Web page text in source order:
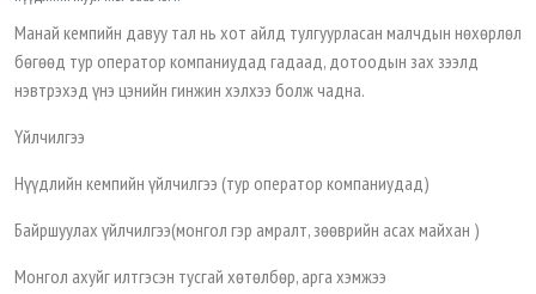
Манай кемпийн давуу тал нь хот айлд тулгуурласан малчдын нөхөрлөл
бөгөөд тур оператор компаниудад гадаад, дотоодын зах зээлд
нэвтрэхэд үнэ цэнийн гинжин хэлхээ болж чадна.
Үйлчилгээ
Нүүдлийн кемпийн үйлчилгээ (тур оператор компаниудад)
Байршуулах үйлчилгээ(монгол гэр амралт, зөөврийн асах майхан )
Монгол ахуйг илтгэсэн тусгай хөтөлбөр, арга хэмжээ